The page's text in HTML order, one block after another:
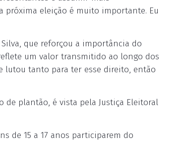
próxima eleição é muito importante. Eu
que reforçou a importância do
um valor transmitido ao longo dos
lutou tanto para ter esse direito, então
plantão, é vista pela Justiça Eleitoral
de 15 a 17 anos participarem do